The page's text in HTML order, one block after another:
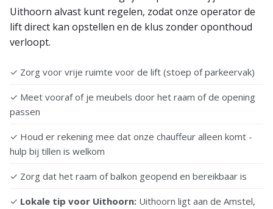
Uithoorn alvast kunt regelen, zodat onze operator de
lift direct kan opstellen en de klus zonder oponthoud
verloopt.
✓ Zorg voor vrije ruimte voor de lift (stoep of parkeervak)
✓ Meet vooraf of je meubels door het raam of de opening
passen
✓ Houd er rekening mee dat onze chauffeur alleen komt -
hulp bij tillen is welkom
✓ Zorg dat het raam of balkon geopend en bereikbaar is
✓ Lokale tip voor Uithoorn: Uithoorn ligt aan de Amstel,